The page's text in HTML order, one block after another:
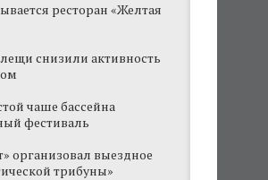
ресторан «Желтая
снизили активность
чаше бассейна
фестиваль
организовал выездное
трибуны»